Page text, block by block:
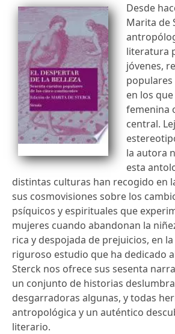
Desde
Marita de
literatura
jóvenes,
en los
femenina
central.
la autora
esta
distintas culturas han recogido en
sus cosmovisiones sobre los
psíquicos y espirituales que
mujeres cuando abandonan la
rica y despojada de prejuicios, en
riguroso estudio que ha dedicado
Sterck nos ofrece sus sesenta
un conjunto de historias
desgarradoras algunas, y todas
antropológica y un auténtico
literario.